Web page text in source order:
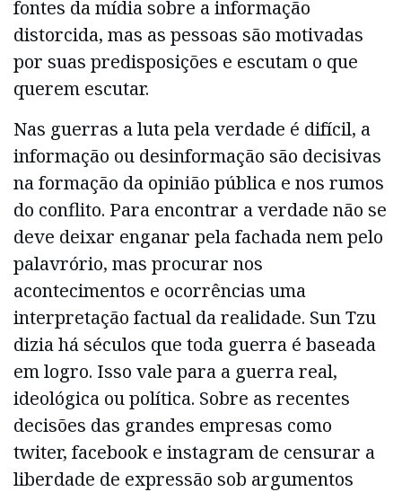
fontes da mídia sobre a informação
distorcida, mas as pessoas são motivadas
por suas predisposições e escutam o que
querem escutar.
Nas guerras a luta pela verdade é difícil, a
informação ou desinformação são decisivas
na formação da opinião pública e nos rumos
do conflito. Para encontrar a verdade não se
deve deixar enganar pela fachada nem pelo
palavrório, mas procurar nos
acontecimentos e ocorrências uma
interpretação factual da realidade. Sun Tzu
dizia há séculos que toda guerra é baseada
em logro. Isso vale para a guerra real,
ideológica ou política. Sobre as recentes
decisões das grandes empresas como
twiter, facebook e instagram de censurar a
liberdade de expressão sob argumentos